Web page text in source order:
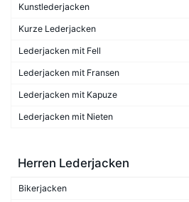
Kunstlederjacken
Kurze Lederjacken
Lederjacken mit Fell
Lederjacken mit Fransen
Lederjacken mit Kapuze
Lederjacken mit Nieten
Herren Lederjacken
Bikerjacken